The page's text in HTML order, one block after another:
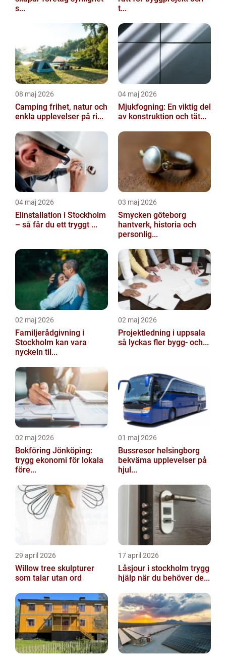
s...
t...
08 maj 2026
Camping frihet, natur och
enkla upplevelser på ri...
04 maj 2026
Mjukfogning: En viktig del
av konstruktion och tät...
04 maj 2026
Elinstallation i Stockholm
– så får du ett tryggt ...
03 maj 2026
Smycken göteborg
hantverk, historia och
personlig...
02 maj 2026
Familjerådgivning i
Stockholm kan vara
nyckeln til...
02 maj 2026
Projektledning i uppsala
så lyckas fler bygg- och...
02 maj 2026
Bokföring Jönköping:
trygg ekonomi för lokala
före...
01 maj 2026
Bussresor helsingborg
bekväma upplevelser på
hjul...
29 april 2026
Willow tree skulpturer
som talar utan ord
17 april 2026
Låsjour i stockholm trygg
hjälp när du behöver de...